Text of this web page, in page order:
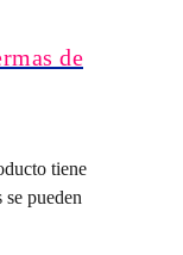
de
tiene
pueden